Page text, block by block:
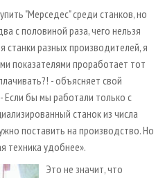
"Мерседес" среди станков, но
с половиной раза, чего нельзя
станки разных производителей, я
показателями проработает тот
- объясняет свой
Если бы мы работали только с
станок из числа
поставить на производство. Но
техника удобнее».
Это не значит, что